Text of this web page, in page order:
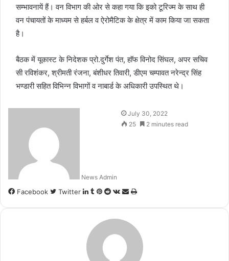
सम्भावनायें हैं। वन विभाग की ओर से कहा गया कि इको टूरिज्म के साथ ही
वन पंचायतों के माध्यम से हर्बल व ऐरोमैटिक के क्षेत्र में काम किया जा सकता
है।
बैठक में यूकास्ट के निदेशक प्रो.दुर्गेश पंत, हाॅफ विनोद सिंघल, अपर सचिव
सी रविशंकर, श्रीमती रंजना, बंशीधर तिवारी, डीएम चम्पावत नरेन्द्र सिंह
भण्डारी सहित विभिन्न विभागों व नाबार्ड के अधिकारी उपस्थित थे।
News Admin
July 30, 2022
25
2 minutes read
Facebook Twitter LinkedIn
Tumblr
Pinterest
RedditVKontakte
Share
Print